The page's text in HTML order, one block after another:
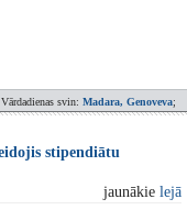
svin: Madara, Genoveva;
stipendiātu
jaunākie lejā